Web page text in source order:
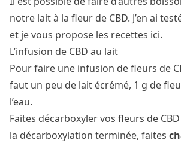
notre lait à la fleur de CBD. J’en ai
et je vous propose les recettes ici.
L’infusion de CBD au lait
Pour faire une infusion de fleurs de
faut un peu de lait écrémé, 1 g de
l’eau.
Faites décarboxyler vos fleurs de
la décarboxylation terminée, faites